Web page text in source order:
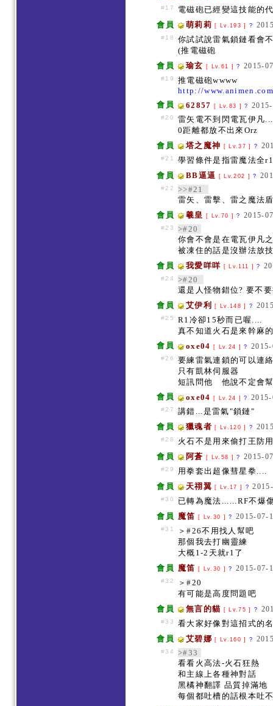
#17
電磁砲已經變這技能的
會員
萌莉莉 [ Lv.193 ] ?
#18
你試試說雷氣鎖鏈看會
(推電磁砲
會員
瑜玄 [ Lv.61 ]? 2015-
#19
推電磁砲wwww
http://
會員
62857 [ Lv.83 ]?
#20
雷矢電不到閃電瓦伊凡
0距離都放不出來Orz
會員
塔之魔神 [ Lv.37 ]?
#21
學習條件是指雷魔法全
會員
BB逼逼 [ Lv.202 ]?
#22
>>#21
雷矢、雷擊、雷之魔法
會員
羲皇 [ Lv.70 ]? 2015-
#23
>#20
你會不會是在電瓦伊凡
被凍住的話是沒辦法放
會員
我愛咩咩 [ Lv.111 ]?
#24
>#20
還是人怪物錯位? 要不
會員
艾伊利 [ Lv.148 ] ?
#25
R1冷卻15秒而已喔....
真不知道火石是來幹麻
會員
oxe04 [ Lv.24 ]?
#26
要練雷氣連鎖的可以連
只有凱林伺服器
短訊問他 他說不定會
會員
oxe04 [ Lv.24 ]?
#27
講錯...是雷氣"鎖鏈"
會員
獵魂者 [ Lv.120 ] ?
#28
火石不是用來偷打王防
會員
阿蒼 [ Lv.58 ]? 2015-
#29
用拳套出超像彗星拳....
會員
天祤翼 [ Lv.17 ] ?
#30
已轉為魔法......RF不爆
會員 魔笛 [ Lv.30 ]? 2015-07-
#31
＞#26不用找人幫吧
那個我去打幽靈練
大概1-2天就r1了
會員 魔笛 [ Lv.30 ]? 2015-07-
#32
＞#20
有可能是高度問題吧
會員
無言的貓 [ Lv.75 ]?
#33
看大家好像對這招式的
會員
艾碧娜 [ Lv.160 ] ?
#34
>#33
看看火高法-火石狂熱
和主線上各種神對話
黑橘神翻譯 品質掉滿地
每個都吐槽的話根本吐